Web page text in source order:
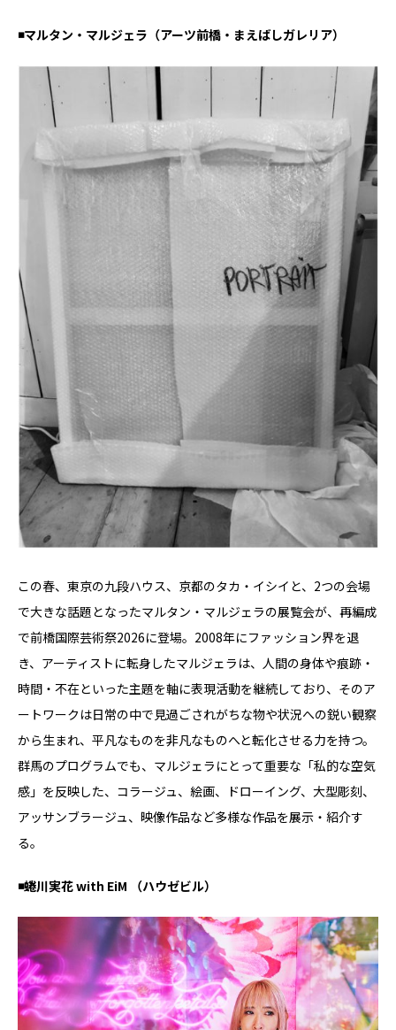
◾️マルタン・マルジェラ（アーツ前橋・まえばしガレリア）
この春、東京の九段ハウス、京都のタカ・イシイと、2つの会場
で大きな話題となったマルタン・マルジェラの展覧会が、再編成
で前橋国際芸術祭2026に登場。2008年にファッション界を退
き、アーティストに転⾝したマルジェラは、人間の⾝体や痕跡・
時間・不在といった主題を軸に表現活動を継続しており、そのア
ートワークは⽇常の中で⾒過ごされがちな物や状況への鋭い観察
から⽣まれ、平凡なものを⾮凡なものへと転化させる⼒を持つ。
群⾺のプログラムでも、マルジェラにとって重要な「私的な空気
感」を反映した、コラージュ、絵画、ドローイング、⼤型彫刻、
アッサンブラージュ、映像作品など多様な作品を展示・紹介す
る。
◾️蜷川実花 with EiM （ハウゼビル）